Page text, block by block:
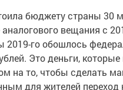
бюджету страны 30
вещания с
2019-го обошлось
Это деньги,
на то, чтобы сделать
для жителей